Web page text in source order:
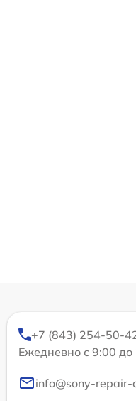
+7 (843) 254-50-
Ежедневно с 9:00 до
info@sony-repair-